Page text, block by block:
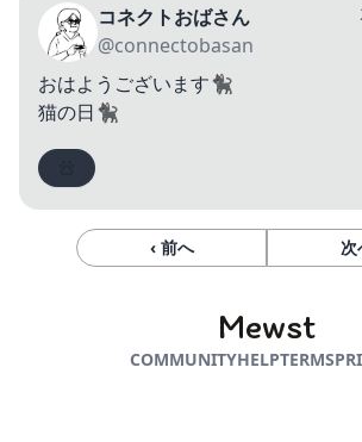
コネクトおばさん
@connectobasan
おはようございます🐈‍⬛
猫の日🐈‍⬛
‹ 前へ 次
Mewst
COMMUNITYHELPTERMS